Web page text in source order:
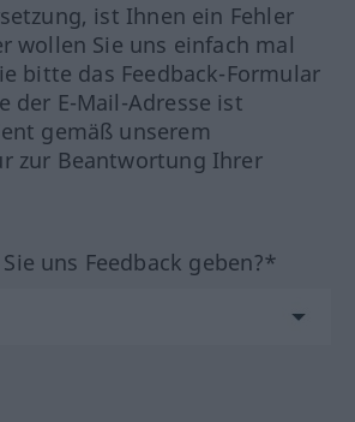
ist Ihnen ein Fehler
wollen Sie uns einfach mal
bitte das Feedback-Formular
der E-Mail-Adresse ist
gemäß unserem
zur Beantwortung Ihrer
uns Feedback geben?*